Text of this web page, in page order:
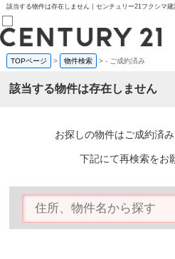
該当する物件は存在しません｜センチュリー21フクシマ建
売買部
0120-800-844
賃貸部
会員メニュー
物件を探す
購入TOP
条件から探す
TOPページ > 物件検索 >- ご成約済み
該当する物件は存在しません
お探しの物件はご成約済
下記にて再検索をお